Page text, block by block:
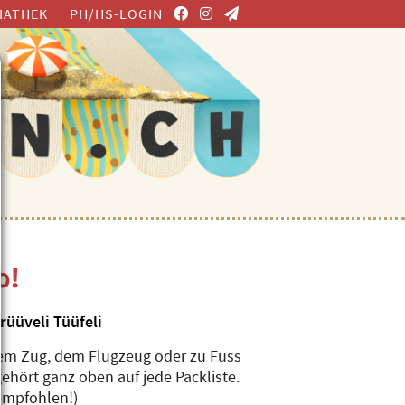
PH/HS-LOGIN
Tüüfeli
Zug, dem Flugzeug oder zu Fuss
ganz oben auf jede Packliste.